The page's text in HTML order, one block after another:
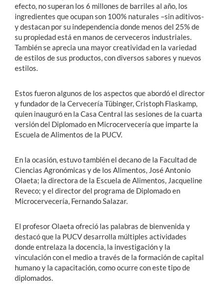
efecto, no superan los 6 millones de barriles al año, los
ingredientes que ocupan son 100% naturales –sin aditivos-
y destacan por su independencia donde menos del 25% de
su propiedad está en manos de cerveceros industriales.
También se aprecia una mayor creatividad en la variedad
de estilos de sus productos, con diversos sabores y nuevos
estilos.
Estos fueron algunos de los aspectos que abordó el director
y fundador de la Cervecería Tübinger, Cristoph Flaskamp,
quien inauguró en la Casa Central las sesiones de la cuarta
versión del Diplomado en Microcervecería que imparte la
Escuela de Alimentos de la PUCV.
En la ocasión, estuvo también el decano de la Facultad de
Ciencias Agronómicas y de los Alimentos, José Antonio
Olaeta; la directora de la Escuela de Alimentos, Jacqueline
Reveco; y el director del programa de Diplomado en
Microcervecería, Fernando Salazar.
El profesor Olaeta ofreció las palabras de bienvenida y
destacó que la PUCV desarrolla múltiples actividades
donde entrelaza la docencia, la investigación y la
vinculación con el medio a través de la formación de capital
humano y la capacitación, como ocurre con este tipo de
diplomados.